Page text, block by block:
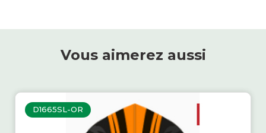
Vous aimerez aussi
D1665SL-OR